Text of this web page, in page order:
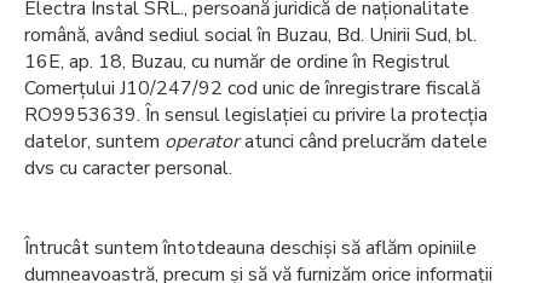
Electra Instal SRL., persoană juridică de naționalitate
română, având sediul social în Buzau, Bd. Unirii Sud, bl.
16E, ap. 18, Buzau, cu număr de ordine în Registrul
Comerțului J10/247/92 cod unic de înregistrare fiscală
RO9953639. În sensul legislației cu privire la protecția
datelor, suntem operatoratunci când prelucrăm datele
dvs cu caracter personal.
Întrucât suntem întotdeauna deschiși să aflăm opiniile
dumneavoastră, precum și să vă furnizăm orice informații